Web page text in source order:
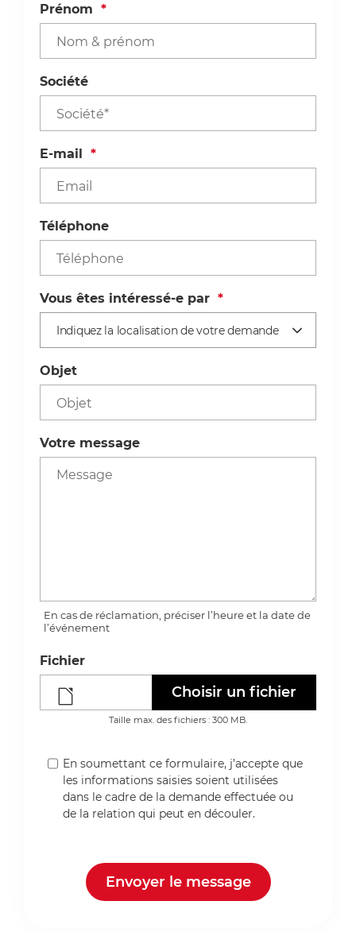
Prénom *
Société
E-mail *
Téléphone
Vous êtes intéressé-e par *
Indiquez la localisation de votre demande
Objet
Votre message
En cas de réclamation, préciser l’heure et la date de
l’événement
Fichier
Choisir un fichier
Taille max. des fichiers : 300 MB.
En soumettant ce formulaire, j’accepte que
les informations saisies soient utilisées
dans le cadre de la demande effectuée ou
de la relation qui peut en découler.
Envoyer le message